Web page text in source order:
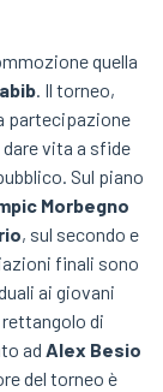
quella
. Il torneo,
partecipazione
vita a sfide
Sul piano
Morbegno
, sul secondo e
finali sono
ai giovani
di
ad Alex Besio
del torneo è